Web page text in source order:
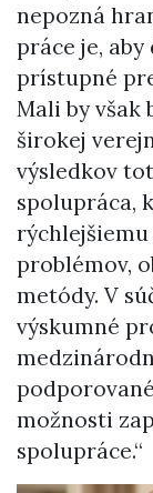
nepozná
práce je,
prístupné
Mali by však
širokej
výsledkov
spolupráca,
problémov,
metódy. V
výskumné
možnosti
spolupráce.“